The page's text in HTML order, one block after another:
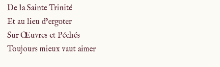
De la Sainte Trinité
Et au lieu d’ergoter
Sur Œuvres et Péchés
Toujours mieux vaut aimer